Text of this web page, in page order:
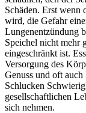
Schäden. Erst wenn
wird, die Gefahr
Lungenentzündung
Speichel nicht mehr
eingeschränkt ist.
Versorgung des
Genuss und oft
Schlucken
gesellschaftlichen
sich nehmen.